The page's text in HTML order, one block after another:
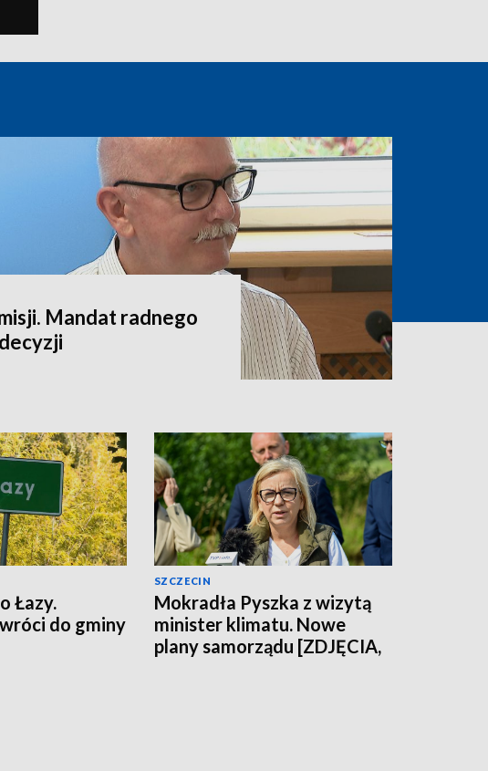
Mandat radnego
Łazy.
do gminy
SZCZECIN
Mokradła Pyszka z wizytą
minister klimatu. Nowe
plany samorządu [ZDJĘCIA,